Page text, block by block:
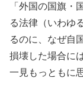
「外国の国旗・
る法律（いわゆ
るのに、なぜ自
損壊した場合に
一見もっともに